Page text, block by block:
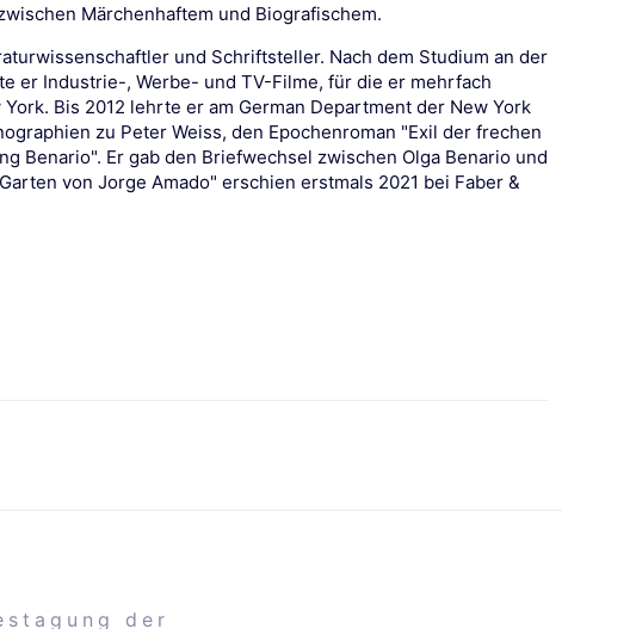
Märchenhaftem und Biografischem.
und Schriftsteller. Nach dem Studium an der
er Industrie-, Werbe- und TV-Filme, für die er mehrfach
Bis 2012 lehrte er am German Department der New York
zu Peter Weiss, den Epochenroman "Exil der frechen
Benario". Er gab den Briefwechsel zwischen Olga Benario und
von Jorge Amado" erschien erstmals 2021 bei Faber &
der